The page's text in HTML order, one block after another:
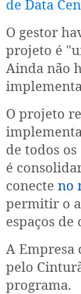
de Data
O gestor
projeto é
Ainda não
O projeto
de todos
é
conecte no
permitir o
espaços de
A Empresa
pelo
programa.